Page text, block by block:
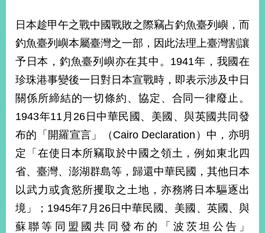
日本趁甲午之戰中國戰敗之際竊占釣魚臺列嶼，而
釣魚臺列嶼本屬臺灣之一部，因此法理上臺灣割讓
予日本，釣魚臺列嶼亦在其中。1941年，我國在
珍珠港事變後一日對日本宣戰時，即表示涉及中日
關係所締結的一切條約、協定、合同一律廢止。
1943年11月26日中華民國、美國、與英國共同發
布的「開羅宣言」（Cairo Declaration）中，亦明
定「在使日本所竊取於中國之領土，例如東北四
省、臺灣、澎湖群島等，歸還中華民國，其他日本
以武力或貪慾所攫取之土地，亦務將日本驅逐出
境」；1945年7月26日中華民國、美國、英國、與
蘇聯等同盟國共同發布的「波茨坦公告」